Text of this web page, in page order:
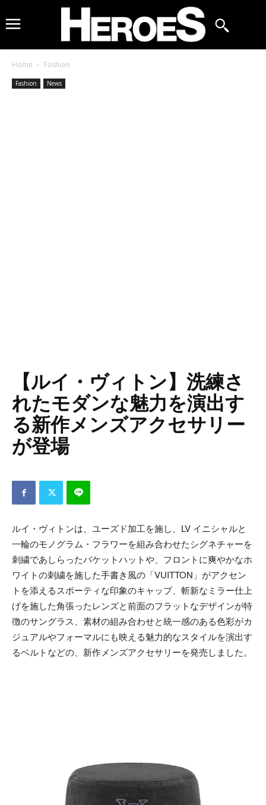
Home Fashion
Fashion News
【ルイ・ヴィトン】洗練さ
れたモダンな魅力を演出す
る新作メンズアクセサリー
が登場
ルイ・ヴィトンは、ユーズド加工を施し、LV イニシャルと
一輪のモノグラム・フラワーを組み合わせたシグネチャーを
刺繍であしらったバケットハットや、フロントに爽やかなホ
ワイトの刺繍を施した手書き風の「VUITTON」がアクセン
トを添えるスポーティな印象のキャップ、斬新なミラー仕上
げを施した角張ったレンズと前面のフラットなデザインが特
徴のサングラス、素材の組み合わせと統一感のある色彩がカ
ジュアルやフォーマルにも映える魅力的なスタイルを演出す
るベルトなどの、新作メンズアクセサリーを発売しました。